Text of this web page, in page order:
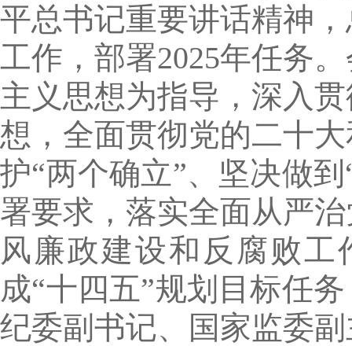
平总书记重要讲话精神
工作，部署2025年任务
主义思想为指导，深入
想，全面贯彻党的二十
护“两个确立”、坚决做
署要求，落实全面从严
风廉政建设和反腐败
成“十四五”规划目标任
纪委副书记、国家监委